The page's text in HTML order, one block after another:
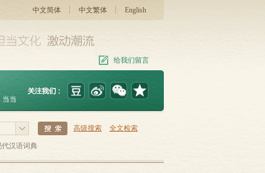
中文简体 中文繁体 English
给我们留言
当当
高级搜索 全文检索
代汉语词典